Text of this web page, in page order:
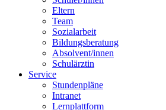
Eltern
Team
Sozialarbeit
Bildungsberatung
Absolvent/innen
Schulärztin
Service
Stundenpläne
Intranet
Lernplattform